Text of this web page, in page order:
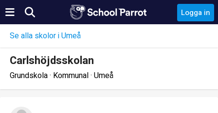
Logga in
Se alla skolor i Umeå
Carlshöjdsskolan
Grundskola · Kommunal · Umeå